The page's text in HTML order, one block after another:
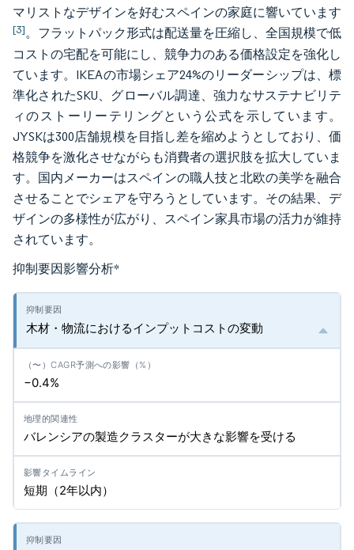
マリストなデザインを好むスペインの家庭に響いています
[3]。フラットパック形式は配送量を圧縮し、全国規模で低
コストの宅配を可能にし、競争力のある価格設定を強化し
ています。IKEAの市場シェア24%のリーダーシップは、標
準化されたSKU、グローバル調達、強力なサステナビリテ
ィのストーリーテリングという公式を示しています。
JYSKは300店舗規模を目指し差を縮めようとしており、価
格競争を激化させながらも消費者の選択肢を拡大していま
す。国内メーカーはスペインの職人技と北欧の美学を融合
させることでシェアを守ろうとしています。その結果、デ
ザインの多様性が広がり、スペイン家具市場の活力が維持
されています。
抑制要因影響分析*
木材・物流におけるインプットコストの変動
−0.4%
バレンシアの製造クラスターが大きな影響を受ける
短期（2年以内）